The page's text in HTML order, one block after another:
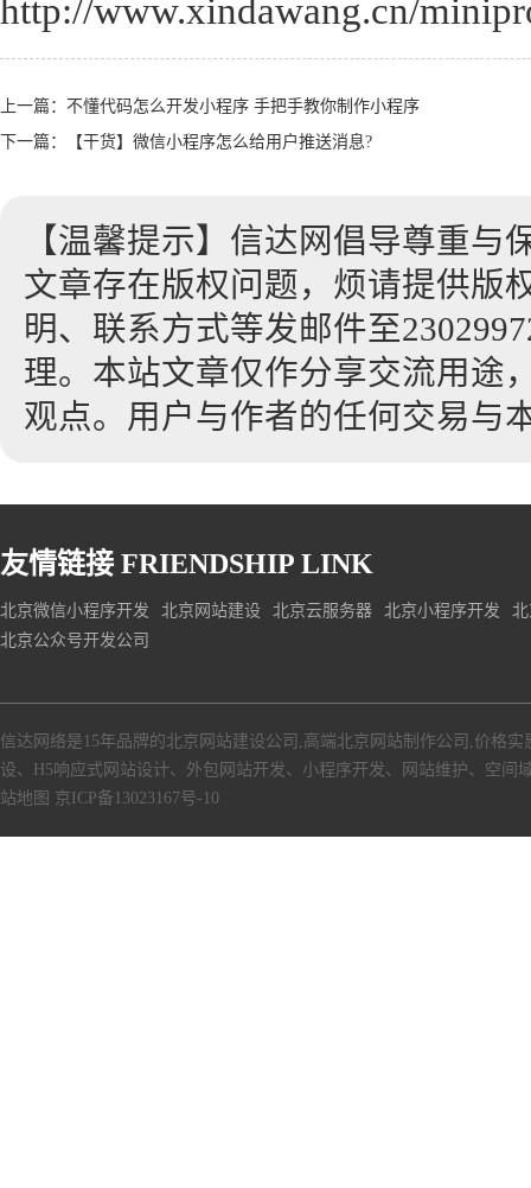
http://www.xindawang.cn/
上一篇： 不懂代码怎么开发小程序 手把手教你制作小程序
下一篇：
【干货】微信小程序怎么给用户推送消息?
【温馨提示】信达网倡导尊重与
文章存在版权问题，烦请提供版
明、联系方式等发邮件至
理。本站文章仅作分享交流用途
观点。用户与作者的任何交易与
友情链接 FRIENDSHIP LINK
北京微信小程序开发 北京网站建设 北京云服务器 北京小程序开发
北京公众号开发公司
信达网络是15年品牌的北京网站建设公司,高端北京网站制作公司,价格
设、H5响应式网站设计、外包网站开发、小程序开发、网站维护、空
站地图 京ICP备13023167号-10